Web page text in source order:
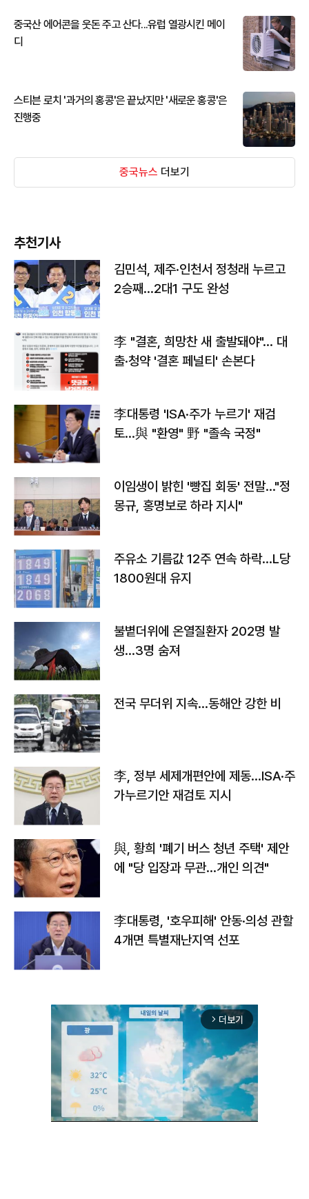
중국산 에어콘을 웃돈 주고 산다...유럽 열광시킨 메이
디
스티븐 로치 '과거의 홍콩'은 끝났지만 '새로운 홍콩'은
진행중
중국뉴스 더보기
추천기사
김민석, 제주·인천서 정청래 누르고
2승째…2대1 구도 완성
李 "결혼, 희망찬 새 출발돼야"… 대
출·청약 '결혼 페널티' 손본다
李대통령 'ISA·주가 누르기' 재검
토…與 "환영" 野 "졸속 국정"
이임생이 밝힌 '빵집 회동' 전말…"정
몽규, 홍명보로 하라 지시"
주유소 기름값 12주 연속 하락…L당
1800원대 유지
불볕더위에 온열질환자 202명 발
생…3명 숨져
전국 무더위 지속…동해안 강한 비
李, 정부 세제개편안에 제동…ISA·주
가누르기안 재검토 지시
與, 황희 '폐기 버스 청년 주택' 제안
에 "당 입장과 무관…개인 의견"
李대통령, '호우피해' 안동·의성 관할
4개면 특별재난지역 선포
arrow_forward_ios 더보기